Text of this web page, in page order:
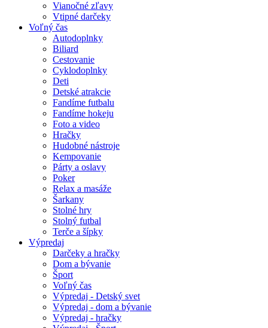
Vianočné zľavy
Vtipné darčeky
Voľný čas
Autodoplnky
Biliard
Cestovanie
Cyklodoplnky
Deti
Detské atrakcie
Fandíme futbalu
Fandíme hokeju
Foto a video
Hračky
Hudobné nástroje
Kempovanie
Párty a oslavy
Poker
Relax a masáže
Šarkany
Stolné hry
Stolný futbal
Terče a šípky
Výpredaj
Darčeky a hračky
Dom a bývanie
Šport
Voľný čas
Výpredaj - Detský svet
Výpredaj - dom a bývanie
Výpredaj - hračky